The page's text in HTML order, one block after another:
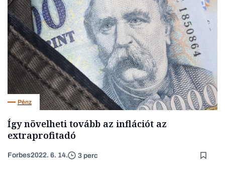
Pénz
Így növelheti tovább az inflációt az
extraprofitadó
Forbes2022. 6. 14. 3 perc